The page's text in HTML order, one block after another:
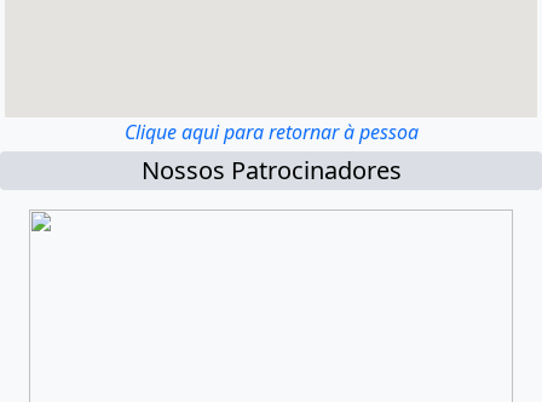
Clique aqui para retornar à pessoa
Nossos Patrocinadores